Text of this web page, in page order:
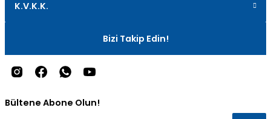
K.V.K.K.
Bizi Takip Edin!
Bültene Abone Olun!